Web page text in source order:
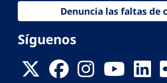
Denuncia las faltas de
Síguenos